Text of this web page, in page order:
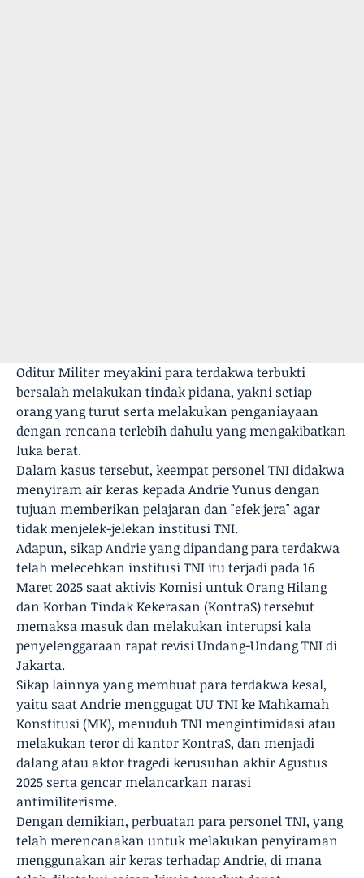
Oditur Militer meyakini para terdakwa terbukti
bersalah melakukan tindak pidana, yakni setiap
orang yang turut serta melakukan penganiayaan
dengan rencana terlebih dahulu yang mengakibatkan
luka berat.
Dalam kasus tersebut, keempat personel TNI didakwa
menyiram air keras kepada Andrie Yunus dengan
tujuan memberikan pelajaran dan "efek jera" agar
tidak menjelek-jelekan institusi TNI.
Adapun, sikap Andrie yang dipandang para terdakwa
telah melecehkan institusi TNI itu terjadi pada 16
Maret 2025 saat aktivis Komisi untuk Orang Hilang
dan Korban Tindak Kekerasan (KontraS) tersebut
memaksa masuk dan melakukan interupsi kala
penyelenggaraan rapat revisi Undang-Undang TNI di
Jakarta.
Sikap lainnya yang membuat para terdakwa kesal,
yaitu saat Andrie menggugat UU TNI ke Mahkamah
Konstitusi (MK), menuduh TNI mengintimidasi atau
melakukan teror di kantor KontraS, dan menjadi
dalang atau aktor tragedi kerusuhan akhir Agustus
2025 serta gencar melancarkan narasi
antimiliterisme.
Dengan demikian, perbuatan para personel TNI, yang
telah merencanakan untuk melakukan penyiraman
menggunakan air keras terhadap Andrie, di mana